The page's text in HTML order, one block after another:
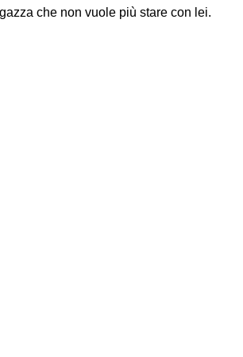
che non vuole più stare con lei.